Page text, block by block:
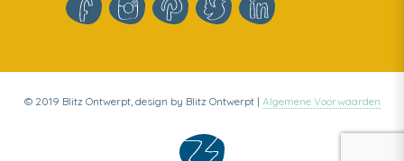
© 2019 Blitz Ontwerpt, design by Blitz Ontwerpt | Algemene Voorwaarden